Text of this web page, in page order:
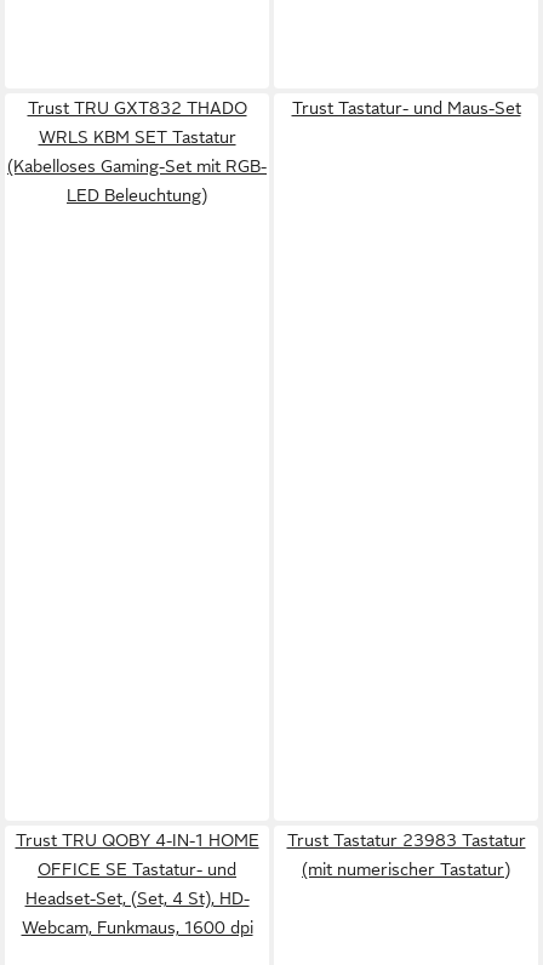
Trust TRU GXT832 THADO
WRLS KBM SET Tastatur
(Kabelloses Gaming-Set mit RGB-
LED Beleuchtung)
Trust Tastatur- und Maus-Set
Trust TRU QOBY 4-IN-1 HOME
OFFICE SE Tastatur- und
Headset-Set, (Set, 4 St), HD-
Webcam, Funkmaus, 1600 dpi
Trust Tastatur 23983 Tastatur
(mit numerischer Tastatur)